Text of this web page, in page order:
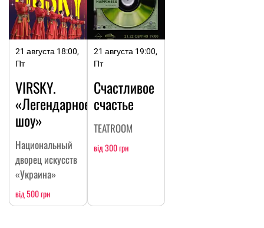
21 августа 18:00,
Пт
VIRSKY.
«Легендарное
шоу»
Национальный
дворец искусств
«Украина»
від 500 грн
21 августа 19:00,
Пт
Счастливое
счастье
TEATROOM
від 300 грн